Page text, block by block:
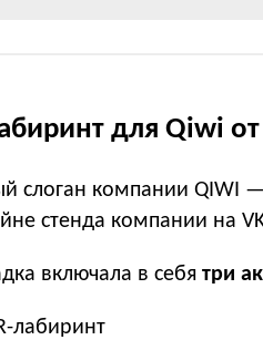
для Qiwi от
слоган компании QIWI
стенда компании на
включала в себя три
лабиринт